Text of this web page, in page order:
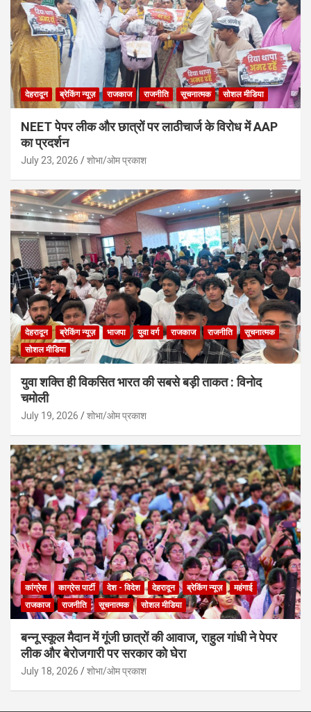
देहरादून ब्रेकिंग न्यूज़ राजकाज राजनीति सूचनात्मक सोशल मीडिया
NEET पेपर लीक और छात्रों पर लाठीचार्ज के विरोध में AAP
का प्रदर्शन
July 23, 2026 शोभा/ओम प्रकाश
देहरादून ब्रेकिंग न्यूज़ भाजपा युवा वर्ग राजकाज राजनीति
सूचनात्मक
सोशल मीडिया
युवा शक्ति ही विकसित भारत की सबसे बड़ी ताकत : विनोद
चमोली
July 19, 2026 शोभा/ओम प्रकाश
कांग्रेस काग्रेस पार्टी देश - विदेश देहरादून ब्रेकिंग न्यूज़
महंगाई
राजकाज
राजनीति सूचनात्मक सोशल मीडिया
बन्नू स्कूल मैदान में गूंजी छात्रों की आवाज, राहुल गांधी ने पेपर
लीक और बेरोजगारी पर सरकार को घेरा
July 18, 2026 शोभा/ओम प्रकाश